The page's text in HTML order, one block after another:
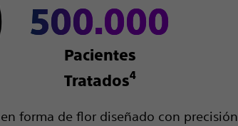
500.000
Pacientes
Tratados4
forma de flor diseñado con precisión